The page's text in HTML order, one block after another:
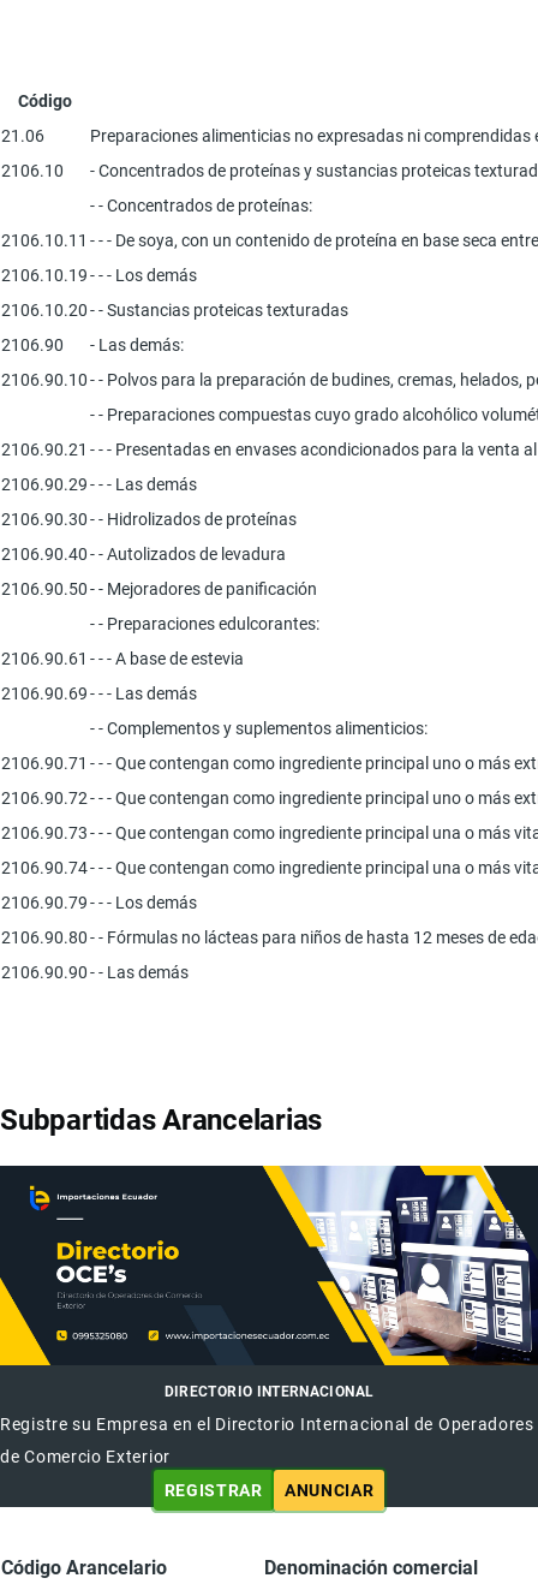
Código
21.06
Preparaciones alimenticias no expresadas ni comprendidas
2106.10
- Concentrados de proteínas y sustancias proteicas
- - Concentrados de proteínas:
2106.10.11 - - - De soya, con un contenido de proteína en base seca
2106.10.19- - - Los demás
2106.10.20- - Sustancias proteicas texturadas
2106.90
- Las demás:
2106.90.10- - Polvos para la preparación de budines, cremas, helados,
- - Preparaciones compuestas cuyo grado alcohólico
2106.90.21 - - - Presentadas en envases acondicionados para la venta
2106.90.29- - - Las demás
2106.90.30- - Hidrolizados de proteínas
2106.90.40- - Autolizados de levadura
2106.90.50- - Mejoradores de panificación
- - Preparaciones edulcorantes:
2106.90.61 - - - A base de estevia
2106.90.69- - - Las demás
- - Complementos y suplementos alimenticios:
2106.90.71 - - - Que contengan como ingrediente principal uno o más
2106.90.72- - - Que contengan como ingrediente principal uno o más
2106.90.73- - - Que contengan como ingrediente principal una o más
2106.90.74- - - Que contengan como ingrediente principal una o más
2106.90.79- - - Los demás
2106.90.80- - Fórmulas no lácteas para niños de hasta 12 meses de
2106.90.90- - Las demás
Subpartidas Arancelarias
DIRECTORIO INTERNACIONAL
Registre su Empresa en el Directorio Internacional de Operadores
de Comercio Exterior
REGISTRAR
ANUNCIAR
Código Arancelario
Denominación comercial